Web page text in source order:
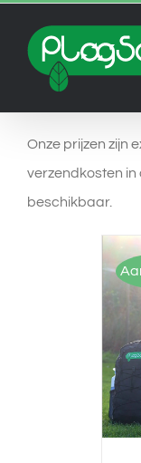
content
Onze prijzen zijn
verzendkosten in
beschikbaar.